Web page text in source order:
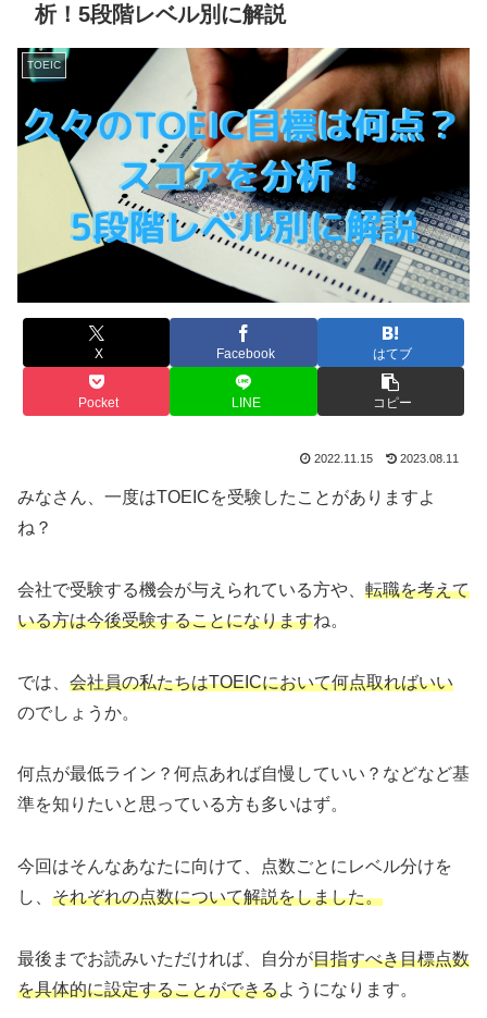
析！5段階レベル別に解説
TOEIC
X Facebook はてブ
Pocket LINE コピー
2022.11.15 2023.08.11
みなさん、一度はTOEICを受験したことがありますよ
ね？
会社で受験する機会が与えられている方や、 転職を考えて
いる方は今後受験することになりますね。
では、 会社員の私たちはTOEICにおいて何点取ればいい
のでしょうか。
何点が最低ライン？何点あれば自慢していい？などなど基
準を知りたいと思っている方も多いはず。
今回はそんなあなたに向けて、点数ごとにレベル分けを
し、 それぞれの点数について解説をしました。
最後までお読みいただければ、自分が目指すべき目標点数
を具体的に設定することができるようになります。